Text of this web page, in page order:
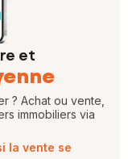
et
? Achat ou vente,
immobiliers via
la vente se